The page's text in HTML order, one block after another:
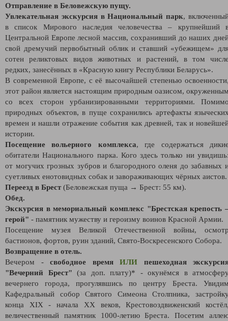
Отправление в Беловежскую пущу.
Увлекательная экскурсия в Национальный парк,
в список Мирового наследия человечества – крупнейший
Центральной Европе лесной массив, сохранивший до наших
свой дремучий первобытный облик и ставший «убежищем»
сотен реликтовых видов животных и растений, в том
редких, занесённых в «Красную книгу Республики Беларусь».
В современной Европе, с её высочайшей степенью
этот район является настоящим природным оазисом,
со всех сторон урбанизированными территориями.
природных объектов, в пуще сохранились артефакты
времен и нашли отражение события как древней, так и
истории.
Посещение вольерного комплекса, где содержаться
обитатели Национального парка. Кого здесь только ни
от могучих грозных зубров и благородного оленя до забавных
суетливых енотовидных собак и завораживающих чёрных аистов.
Переезд в Брест(Беловежская пуща → Брест: 55 км).
Обед.
Экскурсия в мемориальный комплекс "Брестская крепость
герой" - памятник мужеству и героизму воинов Красной Армии.
Посещение музея Великой Отечественной войны,
бастионов, фортов, руин зданий, Свято-Воскресенского Собора.
Возвращение в отель.
Вечером - свободное время ИЛИ пешеходная
"Вечерний Брест" (за доп. плату)* - окунёмся в
вечернего города, прогулявшись по центру Бреста.
Кафедральный собор Святого Симеона Столпника,
конца XIX - начала XX веков, Крестовоздвиженский
величественный памятник 1000-летию Бреста. Посетим